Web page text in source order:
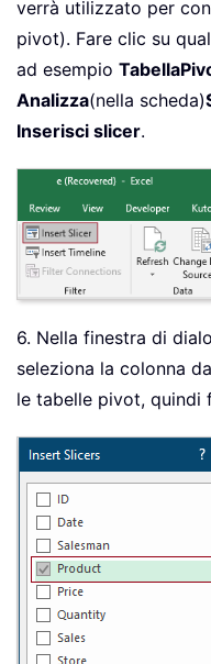
verrà utilizzato per
pivot). Fare clic su
ad esempio
Analizza(nella scheda)
Inserisci slicer.
6. Nella finestra di
seleziona la colonna
le tabelle pivot, quindi